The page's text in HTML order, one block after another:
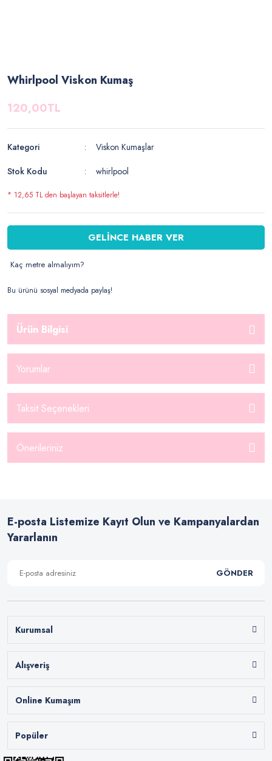
Whirlpool Viskon Kumaş
120,00TL
Kategori
Viskon Kumaşlar
Stok Kodu
whirlpool
* 12,65 TL den başlayan taksitlerle!
GELİNCE HABER VER
Kaç metre almalıyım?
Bu ürünü sosyal medyada paylaş!
Ürün Bilgisi
Yorumlar
Taksit Seçenekleri
Önerileriniz
E-posta Listemize Kayıt Olun ve Kampanyalardan
Yararlanın
GÖNDER
Kurumsal
Alışveriş
Online Kumaşım
Popüler